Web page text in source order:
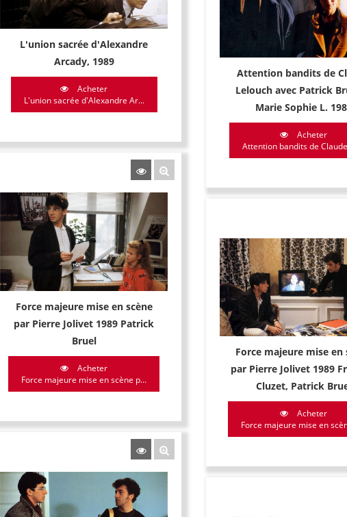
L'union sacrée d'Alexandre
Arcady, 1989
Acheter
L'union sacrée d'Alexandre Ar...
Attention bandits de
Lelouch avec Patrick
Marie Sophie L.
Acheter
Attention bandits de
Force majeure mise en scène
par Pierre Jolivet 1989 Patrick
Bruel
Acheter
Force majeure mise en scène p...
Force majeure mise en
par Pierre Jolivet 1989
Cluzet, Patrick
Acheter
Force majeure mise en